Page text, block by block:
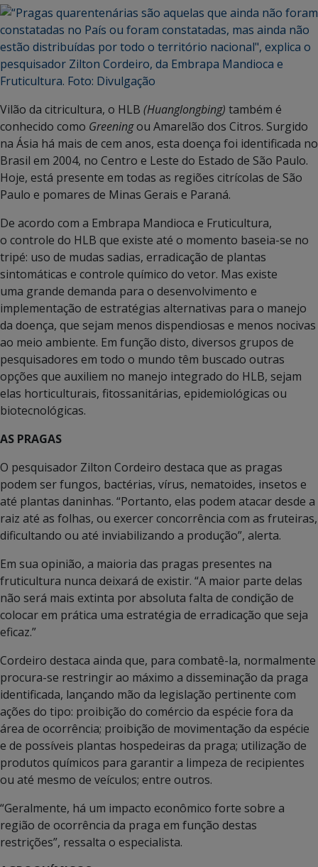
Vilão da citricultura, o HLB (Huanglongbing) também é
conhecido como Greeningou Amarelão dos Citros. Surgido
na Ásia há mais de cem anos, esta doença foi identificada no
Brasil em 2004, no Centro e Leste do Estado de São Paulo.
Hoje, está presente em todas as regiões citrícolas de São
Paulo e pomares de Minas Gerais e Paraná.
De acordo com a Embrapa Mandioca e Fruticultura,
o controle do HLB que existe até o momento baseia-se no
tripé: uso de mudas sadias, erradicação de plantas
sintomáticas e controle químico do vetor. Mas existe
uma grande demanda para o desenvolvimento e
implementação de estratégias alternativas para o manejo
da doença, que sejam menos dispendiosas e menos nocivas
ao meio ambiente. Em função disto, diversos grupos de
pesquisadores em todo o mundo têm buscado outras
opções que auxiliem no manejo integrado do HLB, sejam
elas horticulturais, fitossanitárias, epidemiológicas ou
biotecnológicas.
AS PRAGAS
O pesquisador Zilton Cordeiro destaca que as pragas
podem ser fungos, bactérias, vírus, nematoides, insetos e
até plantas daninhas. “Portanto, elas podem atacar desde a
raiz até as folhas, ou exercer concorrência com as fruteiras,
dificultando ou até inviabilizando a produção”, alerta.
Em sua opinião, a maioria das pragas presentes na
fruticultura nunca deixará de existir. “A maior parte delas
não será mais extinta por absoluta falta de condição de
colocar em prática uma estratégia de erradicação que seja
eficaz.”
Cordeiro destaca ainda que, para combatê-la, normalmente
procura-se restringir ao máximo a disseminação da praga
identificada, lançando mão da legislação pertinente com
ações do tipo: proibição do comércio da espécie fora da
área de ocorrência; proibição de movimentação da espécie
e de possíveis plantas hospedeiras da praga; utilização de
produtos químicos para garantir a limpeza de recipientes
ou até mesmo de veículos; entre outros.
“Geralmente, há um impacto econômico forte sobre a
região de ocorrência da praga em função destas
restrições”, ressalta o especialista.